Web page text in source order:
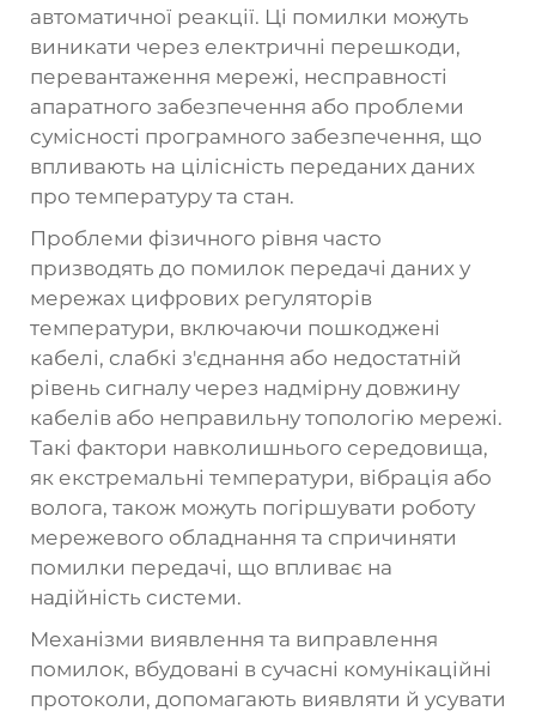
автоматичної реакції. Ці помилки можуть
виникати через електричні перешкоди,
перевантаження мережі, несправності
апаратного забезпечення або проблеми
сумісності програмного забезпечення, що
впливають на цілісність переданих даних
про температуру та стан.
Проблеми фізичного рівня часто
призводять до помилок передачі даних у
мережах цифрових регуляторів
температури, включаючи пошкоджені
кабелі, слабкі з'єднання або недостатній
рівень сигналу через надмірну довжину
кабелів або неправильну топологію мережі.
Такі фактори навколишнього середовища,
як екстремальні температури, вібрація або
волога, також можуть погіршувати роботу
мережевого обладнання та спричиняти
помилки передачі, що впливає на
надійність системи.
Механізми виявлення та виправлення
помилок, вбудовані в сучасні комунікаційні
протоколи, допомагають виявляти й усувати